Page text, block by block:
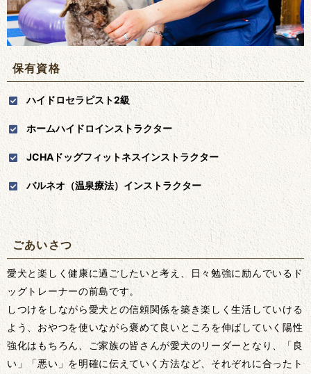
保有資格
ハイドロセラピスト2級
ホームハイドロインストラクター
JCHAドッグフィットネスインストラクター
バルネオ（温泉療法）インストラクター
ごあいさつ
愛犬と楽しく健康に過ごしたいと考え、日々勉強に励んでいるド
ッグトレーナーの前島です。
しつけをしながら愛犬との信頼関係を築き楽しく生活していける
よう、おやつを使いながら褒めて良いところを伸ばしていく陽性
強化はもちろん、ご家族の皆さんが愛犬のリーダーとなり、「良
い」「悪い」を明確に伝えていく方法など、それぞれに合ったト